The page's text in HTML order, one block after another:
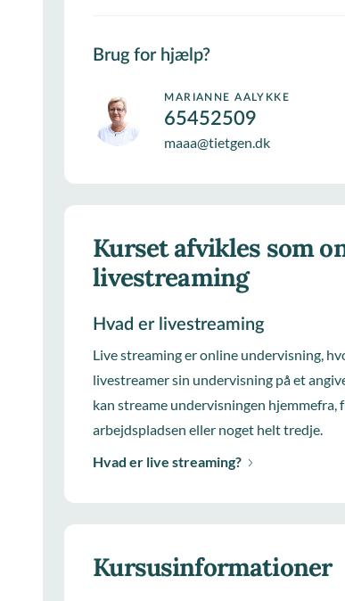
Brug for hjælp?
MARIANNE AALYKKE
65452509
maaa@tietgen.dk
Kurset afvikles som
livestreaming
Hvad er livestreaming
Live streaming er online undervisning,
livestreamer sin undervisning på et
kan streame undervisningen hjemmefra,
arbejdspladsen eller noget helt tredje.
Hvad er live streaming?
Kursusinformationer